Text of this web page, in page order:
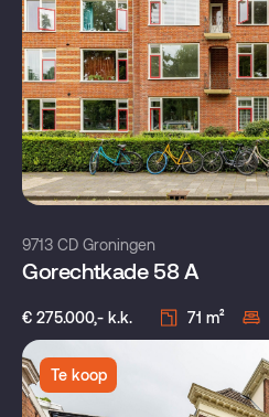
9713 CD Groningen
Gorechtkade 58 A
€ 275.000,- k.k. 71 m²
Te koop